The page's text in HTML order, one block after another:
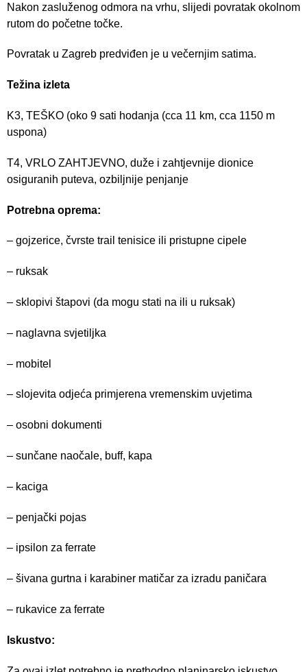
Nakon zasluženog odmora na vrhu, slijedi povratak okolnom
rutom do početne točke.
Povratak u Zagreb predviđen je u večernjim satima.
Težina izleta
K3, TEŠKO (oko 9 sati hodanja (cca 11 km, cca 1150 m
uspona)
T4, VRLO ZAHTJEVNO, duže i zahtjevnije dionice
osiguranih puteva, ozbiljnije penjanje
Potrebna oprema:
– gojzerice, čvrste trail tenisice ili pristupne cipele
– ruksak
– sklopivi štapovi (da mogu stati na ili u ruksak)
– naglavna svjetiljka
– mobitel
– slojevita odjeća primjerena vremenskim uvjetima
– osobni dokumenti
– sunčane naočale, buff, kapa
– kaciga
– penjački pojas
– ipsilon za ferrate
– šivana gurtna i karabiner matičar za izradu paničara
– rukavice za ferrate
Iskustvo: